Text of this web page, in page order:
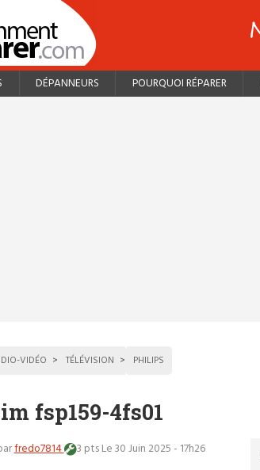
DÉPANNEURS POURQUOI RÉPARER
VIDÉO TÉLÉVISION PHILIPS
fsp159-4fs01
fredo7814 3 ptsLe 30 Juin 2025 - 17h26